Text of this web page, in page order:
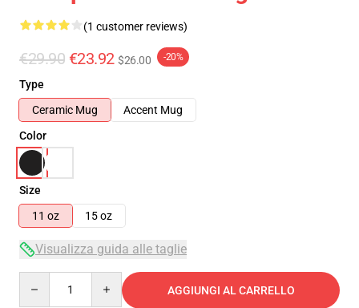
(1 customer reviews)
€29.90 €23.92 $26.00 -20%
Type
Ceramic Mug
Accent Mug
Color
Size
11 oz
15 oz
Visualizza guida alle taglie
AGGIUNGI AL CARRELLO